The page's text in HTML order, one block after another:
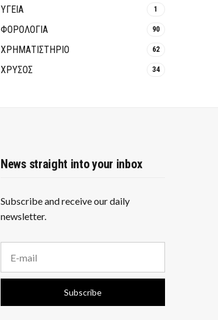
ΥΓΕΙΑ 1
ΦΟΡΟΛΟΓΙΑ 90
ΧΡΗΜΑΤΙΣΤΗΡΙΟ 62
ΧΡΥΣΟΣ 34
News straight into your inbox
Subscribe and receive our daily
newsletter.
a
i
a
Subscribe